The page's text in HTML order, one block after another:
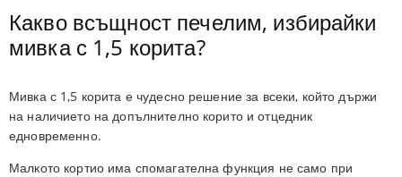
Какво всъщност печелим, избирайки
мивка с 1,5 корита?
Мивка с 1,5 корита е чудесно решение за всеки, който държи
на наличието на допълнително корито и отцедник
едновременно.
Малкото кортио има спомагателна функция не само при